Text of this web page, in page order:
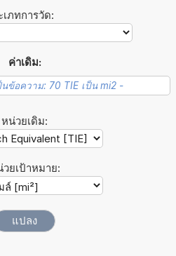
เภทการวัด:
ค่าเดิม:
หน่วยเดิม:
ยเป้าหมาย: